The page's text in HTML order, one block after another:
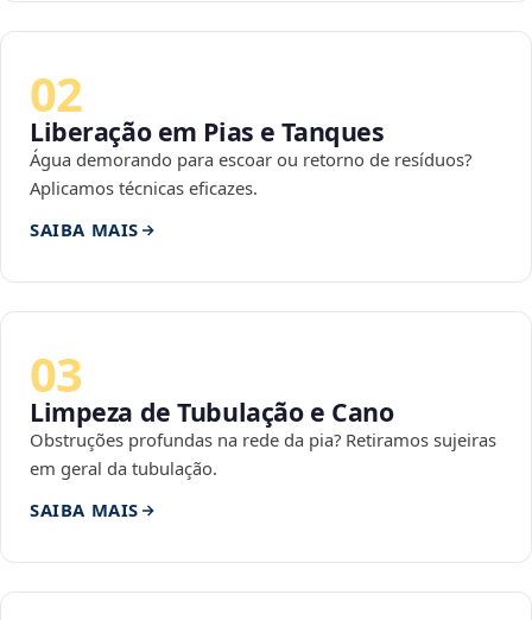
02
Liberação em Pias e Tanques
Água demorando para escoar ou retorno de resíduos?
Aplicamos técnicas eficazes.
SAIBA MAIS
03
Limpeza de Tubulação e Cano
Obstruções profundas na rede da pia? Retiramos sujeiras
em geral da tubulação.
SAIBA MAIS